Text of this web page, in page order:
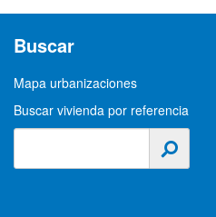
Buscar
Mapa urbanizaciones
Buscar vivienda por referencia